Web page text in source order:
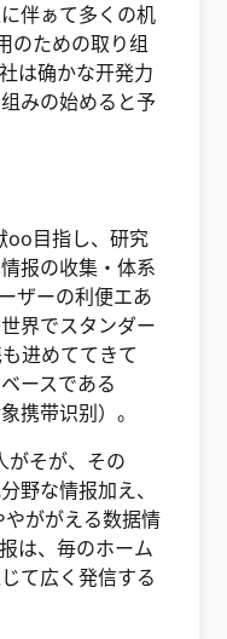
伴ぁて多くの机
のための取り组
は确かな开発力
みの始めると予
oo目指し、研究
报の收集・体系
ザーの利便エあ
界でスタンダー
进めててきて
ースである
携带识别）。
そが、その
野な情报加え、
やががえる数据情
は、毎のホーム
て広く発信する